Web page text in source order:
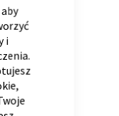
i
Dziecięce
RTV